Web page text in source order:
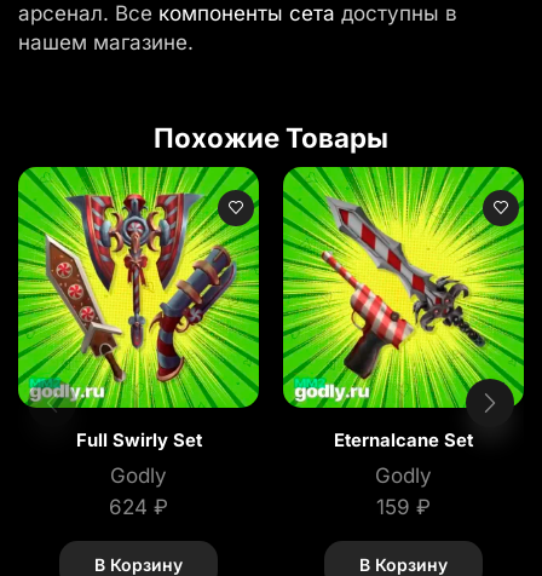
арсенал. Все компоненты сета доступны в
нашем магазине.
Похожие Товары
Full Swirly Set
Godly
624 ₽
В Корзину
Eternalcane Set
Godly
159 ₽
В Корзину